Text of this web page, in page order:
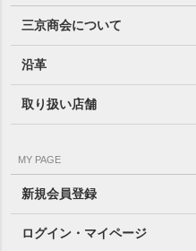
三京商会について
沿革
取り扱い店舗
MY PAGE
新規会員登録
ログイン・マイページ